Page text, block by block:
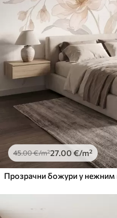
45.00€/m²27.00 €/m²